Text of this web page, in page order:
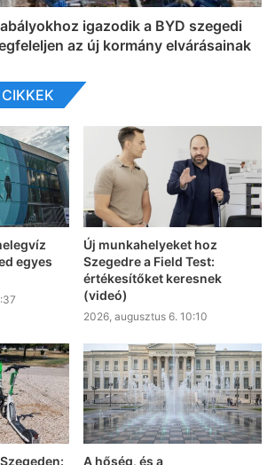
igazodik a BYD szegedi
az új kormány elvárásainak
egyes
Új munkahelyeket hoz
Szegedre a Field Test:
értékesítőket keresnek
(videó)
2026, augusztus 6. 10:10
A hőség, és a